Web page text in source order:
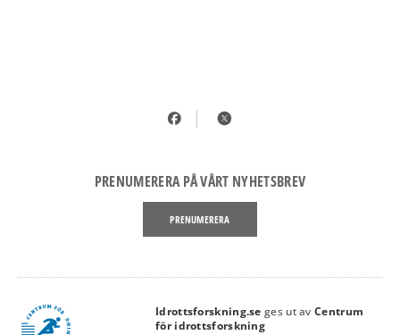
PRENUMERERA PÅ VÅRT NYHETSBREV
PRENUMERERA
link Idrottsforskning.se ges ut avCentrum
för idrottsforskning